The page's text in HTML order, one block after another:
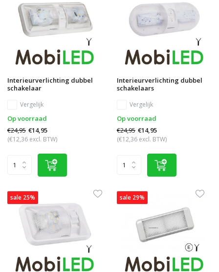
Interieurverlichting dubbel
schakelaar
Vergelijk
Op voorraad
€24,95 €14,95
(€12,36 excl. BTW)
Interieurverlichting dubbel
schakelaars
Vergelijk
Op voorraad
€24,95 €14,95
(€12,36 excl. BTW)
sale 25% sale 29%